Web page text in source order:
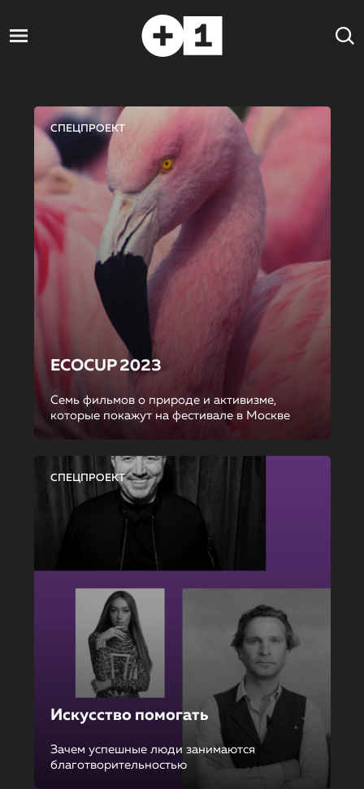
СПЕЦПРОЕКТ
ECOCUP 2023
Семь фильмов о природе и активизме,
которые покажут на фестивале в Москве
СПЕЦПРОЕКТ
Искусство помогать
Зачем успешные люди занимаются
благотворительностью